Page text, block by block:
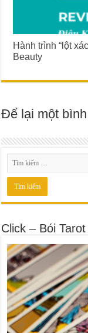
Hành trình “lột
Beauty
Để lại một
Click – Bói